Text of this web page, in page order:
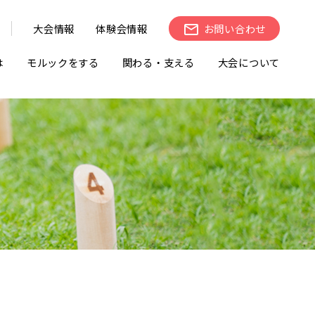
大会情報 体験会情報 お問い合わせ
モルックをする 関わる・支える 大会について